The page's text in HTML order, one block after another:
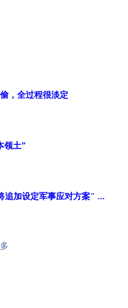
，全过程很淡定
领土”
追加设定军事应对方案" ...